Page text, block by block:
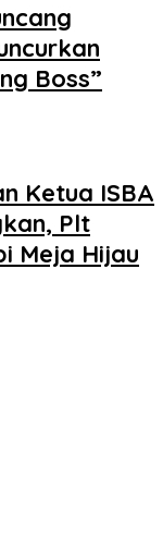
Boss”
Ketua ISBA
Plt
Meja Hijau